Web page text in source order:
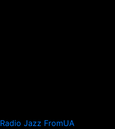
Radio Jazz FromUA